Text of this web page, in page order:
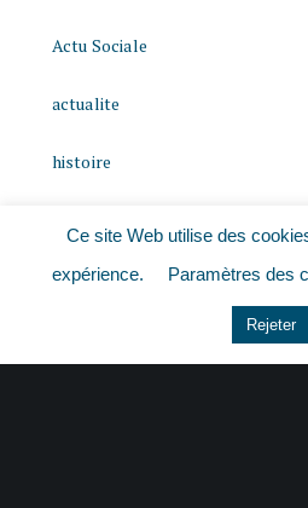
Actu Sociale
actualite
histoire
Non classé
Ce site Web utilise des
expérience.
Paramètres des
Rejeter